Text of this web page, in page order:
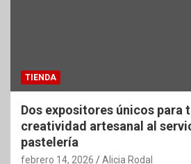
TIENDA
Dos expositores únicos para
creatividad artesanal al
pastelería
febrero 14, 2026 Alicia Rodal